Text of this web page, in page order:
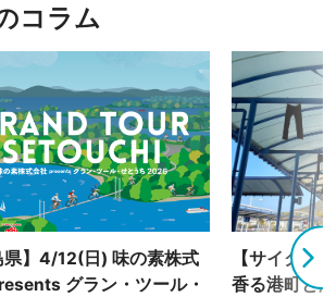
コラム
県】4/12(日) 味の素株式
グラン・ツール・
【サイク
香る港町と